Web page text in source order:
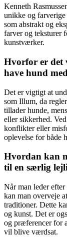
Kenneth
unikke og
som abstrakt og
farver og teksturer
kunstværker.
Hvorfor er det
have hund
Det er vigtigt at
som Illum, da
tillader hunde,
eller sikkerhed.
konflikter eller
oplevelse for både
Hvordan kan
til en særlig
Når man leder
kan man overveje
traditioner. Dette
og kunst. Det er
og præferencer for
vil blive værdsat.